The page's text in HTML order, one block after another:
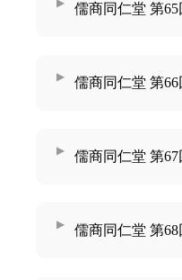
儒商同仁堂 第65
儒商同仁堂 第66
儒商同仁堂 第67
儒商同仁堂 第68